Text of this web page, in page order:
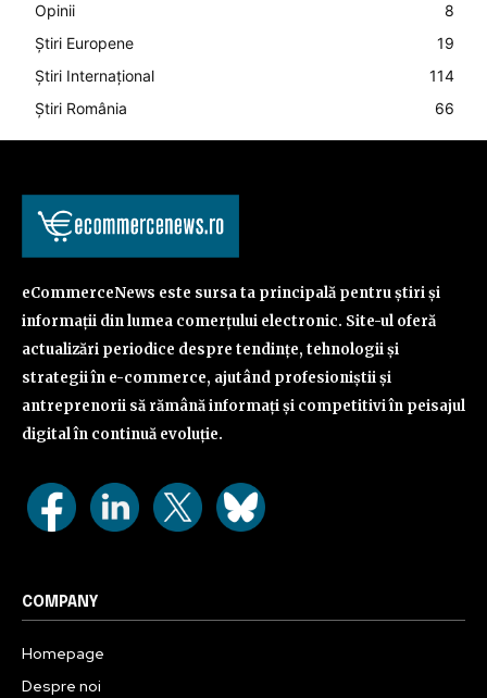
Opinii
8
Știri Europene
19
Știri Internațional
114
Știri România
66
eCommerceNews este sursa ta principală pentru știri și
informații din lumea comerțului electronic. Site-ul oferă
actualizări periodice despre tendințe, tehnologii și
strategii în e-commerce, ajutând profesioniștii și
antreprenorii să rămână informați și competitivi în peisajul
digital în continuă evoluție.
COMPANY
Homepage
Despre noi